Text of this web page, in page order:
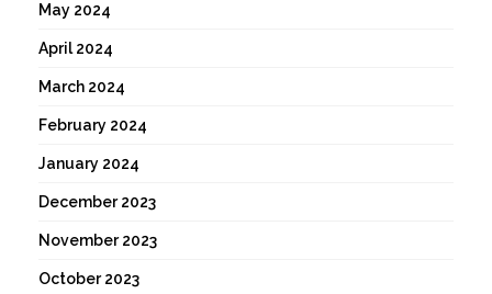
May 2024
April 2024
March 2024
February 2024
January 2024
December 2023
November 2023
October 2023